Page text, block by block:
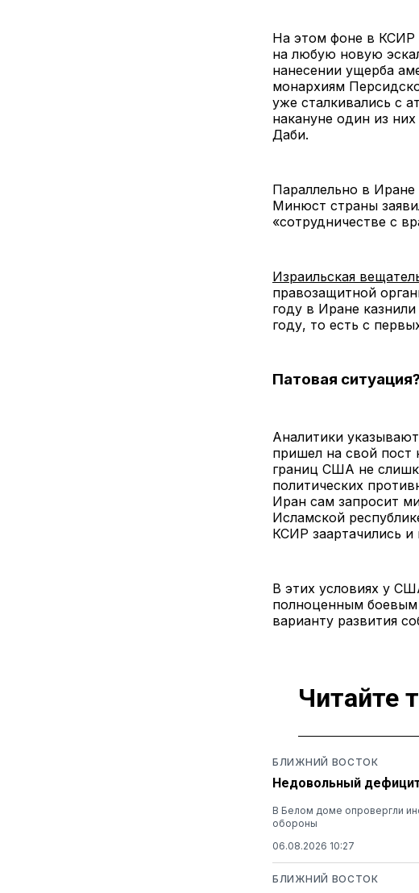
На этом фоне в КСИР
на любую новую
нанесении ущерба
монархиям
уже сталкивались с
накануне один из
Даби.
Параллельно в
Минюст страны
«сотрудничестве с
Израильская
правозащитной
году в Иране
году, то есть с
Патовая ситуация?
Аналитики
пришел на свой пост
границ США не
политических
Иран сам запросит
Исламской
КСИР заартачились
В этих условиях у
полноценным
варианту развития
Читайте
БЛИЖНИЙ ВОСТОК
Недовольный
В Белом доме опровергли
обороны
06.08.2026 10:27
БЛИЖНИЙ ВОСТОК